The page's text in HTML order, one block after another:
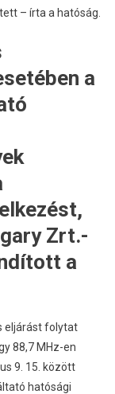
– írta a hatóság.
a
Zrt.-
a
eljárást folytat
88,7 MHz-en
9. 15. között
hatósági